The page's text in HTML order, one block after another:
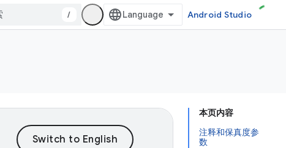
/ Android Studio
本页内容
注释和保真度参
数